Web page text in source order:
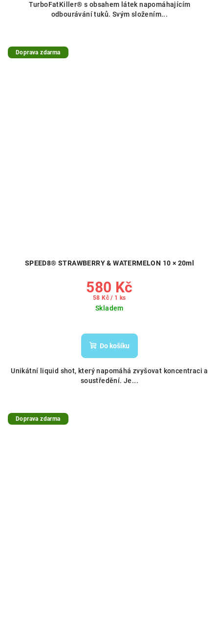
TurboFatKiller® s obsahem látek napomáhajícím
odbourávání tuků. Svým složením...
Doprava zdarma
SPEED8® STRAWBERRY & WATERMELON 10 × 20ml
580 Kč
Měrná
58 Kč / 1 ks
Skladem
Do košíku
Unikátní liquid shot, který napomáhá zvyšovat koncentraci a
soustředění. Je...
Doprava zdarma